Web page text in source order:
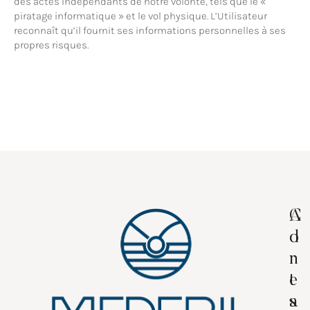
piratage informatique » et le vol physique. L’Utilisateur
reconnaît qu’il fournit ses informations personnelles à ses
propres risques.
A
d
r
e
s
C
o
n
t
a